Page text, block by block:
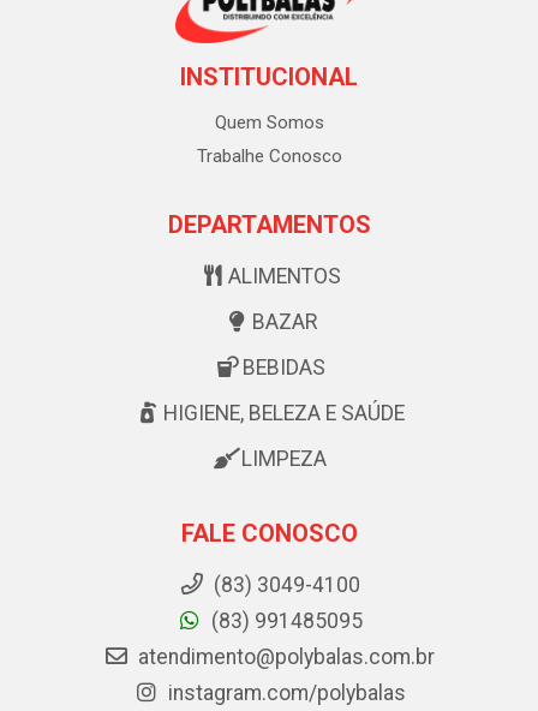
INSTITUCIONAL
Quem Somos
Trabalhe Conosco
DEPARTAMENTOS
ALIMENTOS
BAZAR
BEBIDAS
HIGIENE, BELEZA E SAÚDE
LIMPEZA
FALE CONOSCO
(83) 3049-4100
(83) 991485095
atendimento@polybalas.com.br
instagram.com/polybalas